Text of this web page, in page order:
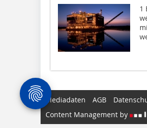
1
Mediadaten AGB
Content Management by